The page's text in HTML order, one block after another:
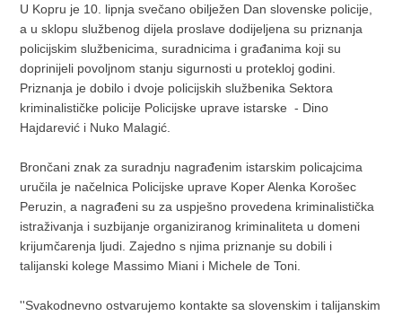
U Kopru je 10. lipnja svečano obilježen Dan slovenske policije,
a u sklopu službenog dijela proslave dodijeljena su priznanja
policijskim službenicima, suradnicima i građanima koji su
doprinijeli povoljnom stanju sigurnosti u protekloj godini.
Priznanja je dobilo i dvoje policijskih službenika Sektora
kriminalističke policije Policijske uprave istarske - Dino
Hajdarević i Nuko Malagić.
Brončani znak za suradnju nagrađenim istarskim policajcima
uručila je načelnica Policijske uprave Koper Alenka Korošec
Peruzin, a nagrađeni su za uspješno provedena kriminalistička
istraživanja i suzbijanje organiziranog kriminaliteta u domeni
krijumčarenja ljudi. Zajedno s njima priznanje su dobili i
talijanski kolege Massimo Miani i Michele de Toni.
''Svakodnevno ostvarujemo kontakte sa slovenskim i talijanskim